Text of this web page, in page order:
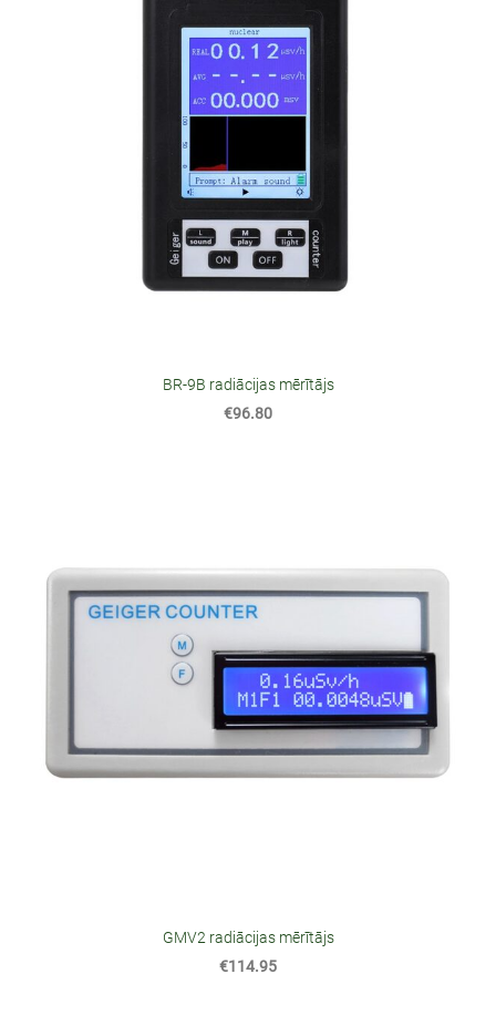
BR-9B radiācijas mērītājs
€96.80
GMV2 radiācijas mērītājs
€114.95